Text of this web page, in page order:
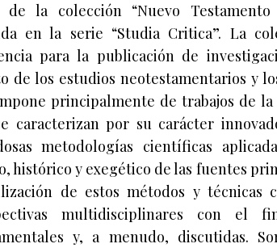
de la colección “Nuevo
en la serie “Studia Critica”. La
para la publicación de
de los estudios neotestamentarios y
principalmente de trabajos de
caracterizan por su carácter
metodologías científicas
histórico y exegético de las fuentes
de estos métodos y técnicas
multidisciplinares con el
y, a menudo, discutidas.